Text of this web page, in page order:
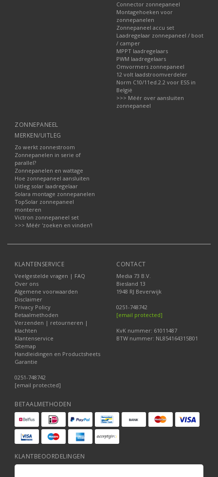
Connector zonnepaneel
Montagehoeken voor
zonnepanelen
Zonnepaneel accu set
Laadregelaar zonnepaneel / boot
/ camper
MPPT laadregelaars
PWM laadregelaars
Omvormers zonnepaneel
12 volt laadstroomverdeler
Norm C10/11ed.2.2 voor ESS in
België
>>> Méér over aansluiten
zonnepaneel
ZONNEPANEEL
MERKEN/UITLEG
Zo werkt zonnestroom
Zonnepanelen in serie of
parallel?
Zonnepanelen en wattage
Hoe zonnepaneel aansluiten
Uitleg solar laadregelaar
Solara montage zonnepanelen
TopSolar zonnepaneel
monteren
Victron zonnepaneel set
>>> Méér 'zoeken en vinden'!
KLANTENSERVICE
Veelgestelde vragen | FAQ
Over ons
Algemene voorwaarden
Disclaimer
Privacy Policy
Betaalmethoden
Verzenden | retourneren |
klachten
Klantenservice
Sitemap
Handleidingen en Productsheets
Garantie
0251-748742
[email protected]
CONTACT
Media 73 B.V.
Biesland 13
1948 RJ Beverwijk
0251-748742
[email protected]
KvK nummer: 61011487
BTW nummer: NL854164315B01
BETAALMETHODEN
KLANTBEOORDELINGEN